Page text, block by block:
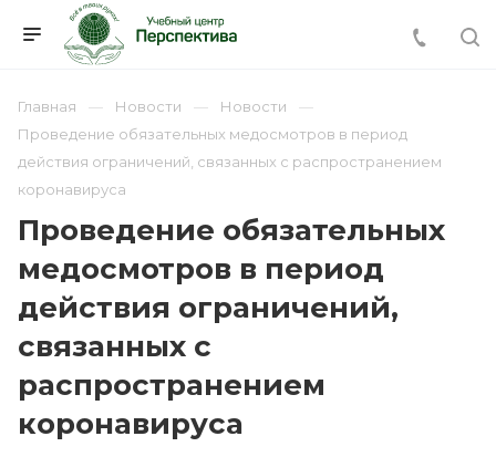
Главная Новости
Новости
Проведение обязательных медосмотров в период
действия ограничений, связанных с распространением
коронавируса
Проведение обязательных
медосмотров в период
действия ограничений,
связанных с
распространением
коронавируса